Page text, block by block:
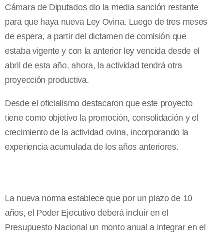
Cámara de Diputados dio la media sanción restante
para que haya nueva Ley Ovina. Luego de tres meses
de espera, a partir del dictamen de comisión que
estaba vigente y con la anterior ley vencida desde el
abril de esta año, ahora, la actividad tendrá otra
proyección productiva.
Desde el oficialismo destacaron que este proyecto
tiene como objetivo la promoción, consolidación y el
crecimiento de la actividad ovina, incorporando la
experiencia acumulada de los años anteriores.
La nueva norma establece que por un plazo de 10
años, el Poder Ejecutivo deberá incluir en el
Presupuesto Nacional un monto anual a integrar en el